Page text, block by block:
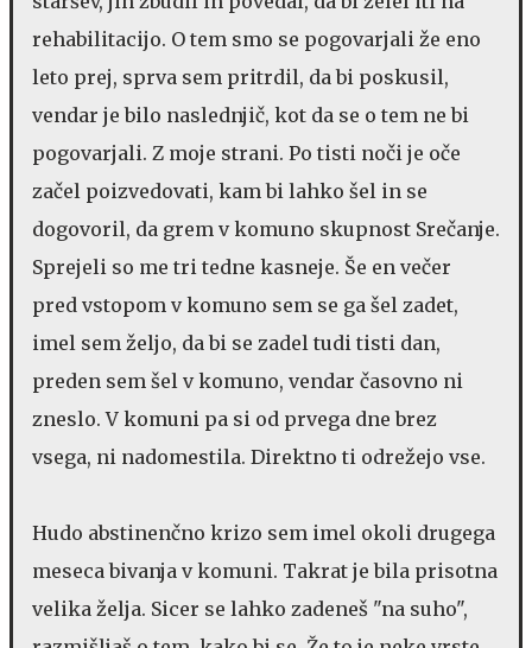
rehabilitacijo. O tem smo se pogovarjali že eno
leto prej, sprva sem pritrdil, da bi poskusil,
vendar je bilo naslednjič, kot da se o tem ne bi
pogovarjali. Z moje strani. Po tisti noči je oče
začel poizvedovati, kam bi lahko šel in se
dogovoril, da grem v komuno skupnost Srečanje.
Sprejeli so me tri tedne kasneje. Še en večer
pred vstopom v komuno sem se ga šel zadet,
imel sem željo, da bi se zadel tudi tisti dan,
preden sem šel v komuno, vendar časovno ni
zneslo. V komuni pa si od prvega dne brez
vsega, ni nadomestila. Direktno ti odrežejo vse.
Hudo abstinenčno krizo sem imel okoli drugega
meseca bivanja v komuni. Takrat je bila prisotna
velika želja. Sicer se lahko zadeneš "na suho",